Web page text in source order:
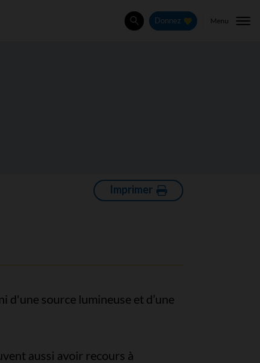
Rechercher
Donnez Menu
Imprimer
d'une source lumineuse et d’une
aussi avoir recours à